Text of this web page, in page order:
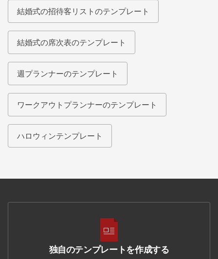
結婚式の招待客リストのテンプレート
結婚式の席次表のテンプレート
週プランナーのテンプレート
ワークアウトプランナーのテンプレート
ハロウィンテンプレート
独自のテンプレートを作成する